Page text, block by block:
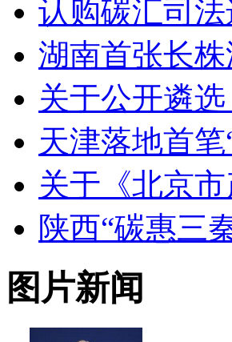
认购碳汇司
湖南首张长
关于公开遴
天津落地首
关于《北京
陕西“碳惠三
图片新闻